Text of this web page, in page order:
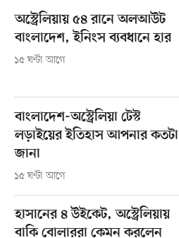
অস্ট্রেলিয়ায় ৫৪ রানে অলআউট
বাংলাদেশ, ইনিংস ব্যবধানে হার
১৫ ঘণ্টা আগে
বাংলাদেশ-অস্ট্রেলিয়া টেস্ট
লড়াইয়ের ইতিহাস আপনার কতটা
জানা
১৫ ঘণ্টা আগে
হাসানের ৪ উইকেট, অস্ট্রেলিয়ায়
বাকি বোলাররা কেমন করলেন